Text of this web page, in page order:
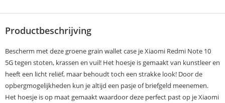
Productbeschrijving
Bescherm met deze groene grain wallet case je Xiaomi Redmi Note 10
5G tegen stoten, krassen en vuil! Het hoesje is gemaakt van kunstleer en
heeft een licht reliëf, maar behoudt toch een strakke look! Door de
opbergmogelijkheden kun je altijd een pasje of briefgeld meenemen.
Het hoesje is op maat gemaakt waardoor deze perfect past op je Xiaomi